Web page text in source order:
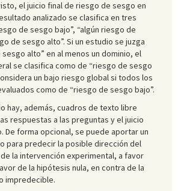
el juicio final de riesgo de sesgo en
analizado se clasifica en tres
de sesgo bajo”, “algún riesgo de
de sesgo alto”. Si un estudio se juzga
alto” en al menos un dominio, el
se clasifica como de “riesgo de sesgo
un bajo riesgo global si todos los
como de “riesgo de sesgo bajo”.
hay, además, cuadros de texto libre
respuestas a las preguntas y el juicio
De forma opcional, se puede aportar un
para predecir la posible dirección del
la intervención experimental, a favor
de la hipótesis nula, en contra de la
impredecible.